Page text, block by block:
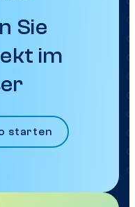
Sie
im
starten